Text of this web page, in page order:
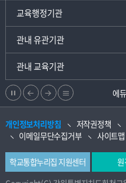
교육행정기관
관내 유관기관
관내 교육기관
정
지
이
전
으
로
다
음
으
로
리
스
트
강원교육청지부 에
개인정보처리방침 저작권정책
이메일무단수집거부
사이트맵
학교통합누리집 지원센터
원